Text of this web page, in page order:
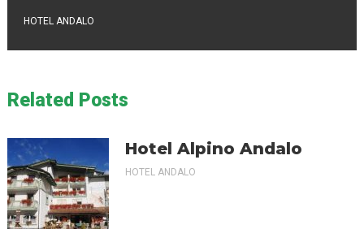
HOTEL ANDALO
Related Posts
Hotel Alpino Andalo
HOTEL ANDALO